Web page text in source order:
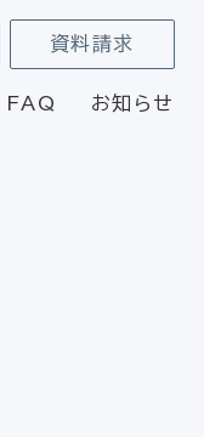
FAQ お知らせ
資料請求